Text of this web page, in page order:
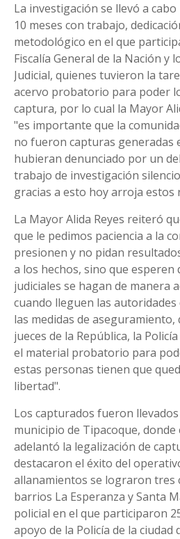
La investigación se llevó a
10 meses con trabajo,
metodológico en el que
Fiscalía General de la Nación y
Judicial, quienes tuvieron la
acervo probatorio para poder
captura, por lo cual la Mayor
"es importante que la
no fueron capturas generadas
hubieran denunciado por un
trabajo de investigación
gracias a esto hoy arroja estos
La Mayor Alida Reyes reiteró
que le pedimos paciencia a la
presionen y no pidan
a los hechos, sino que esperen
judiciales se hagan de manera
cuando lleguen las
las medidas de
jueces de la República, la
el material probatorio para
estas personas tienen que
libertad".
Los capturados fueron
municipio de Tipacoque, donde
adelantó la legalización de
destacaron el éxito del
allanamientos se lograron tres
barrios La Esperanza y Santa
policial en el que participaron
apoyo de la Policía de la ciudad